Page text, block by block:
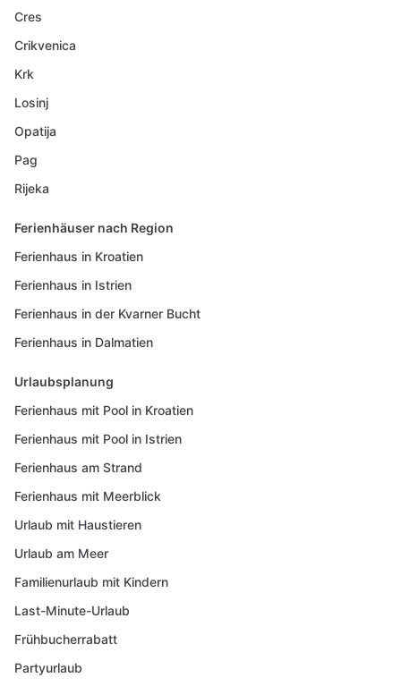
Cres
Crikvenica
Krk
Losinj
Opatija
Pag
Rijeka
Ferienhäuser nach Region
Ferienhaus in Kroatien
Ferienhaus in Istrien
Ferienhaus in der Kvarner Bucht
Ferienhaus in Dalmatien
Urlaubsplanung
Ferienhaus mit Pool in Kroatien
Ferienhaus mit Pool in Istrien
Ferienhaus am Strand
Ferienhaus mit Meerblick
Urlaub mit Haustieren
Urlaub am Meer
Familienurlaub mit Kindern
Last-Minute-Urlaub
Frühbucherrabatt
Partyurlaub